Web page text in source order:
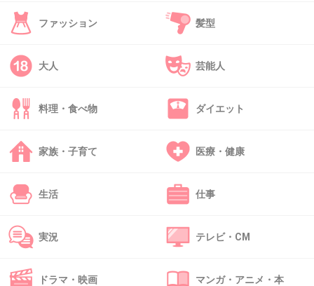
45. 匿名 2014/10/10(金) 10:22:45
正直きゃりーぱみゅぱみゅが
深瀬と付き合ってようが手越と二股かけてよう
がどうでもいい話なんですけどね。
誰のファンでもないし。
+495
46. 匿名 2014/10/10(金) 10:23:11
カマトトぶった猛禽女
ファッション 髪型
大人 芸能人
料理・食べ物 ダイエット
家族・子育て 医療・健康
生活 仕事
実況 テレビ・CM
ドラマ・映画 マンガ・アニメ・本